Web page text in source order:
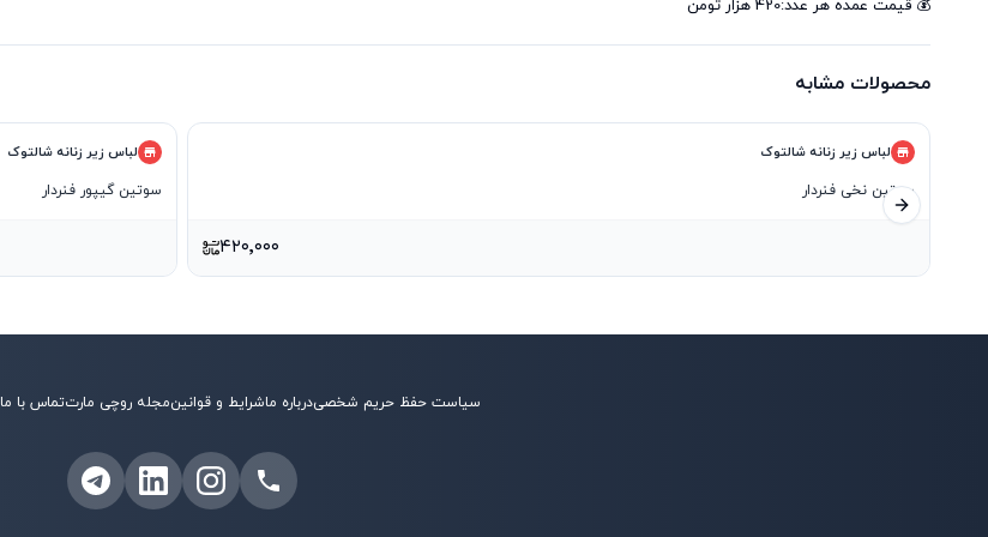
💰 قیمت عمده هر عدد:420 هزار تومن
محصولات مشابه
لباس زیر زنانه شالتوک
سوتین گیپور فنردار
لباس زیر زنانه شالتوک
سوتین نخی فنردار
۴۲۰٬۰۰۰
اسلاید بعدی
سیاست حفظ حریم شخصیدرباره ماشرایط و قوانینمجله روچی مارتتماس با ما